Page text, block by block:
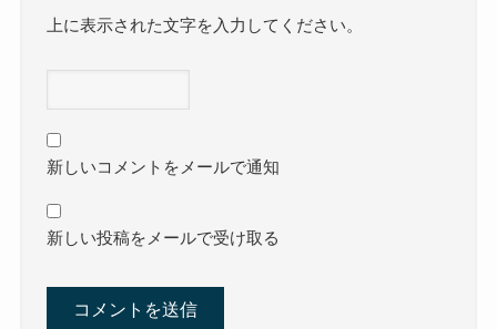
上に表示された文字を入力してください。
新しいコメントをメールで通知
新しい投稿をメールで受け取る